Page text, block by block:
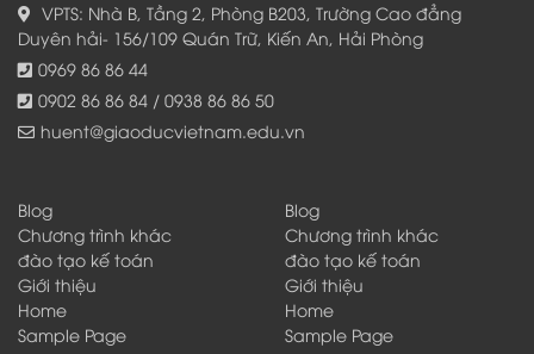
VPTS: Nhà B, Tầng 2, Phòng B203, Trường Cao đẳng
Duyên hải- 156/109 Quán Trữ, Kiến An, Hải Phòng
0969 86 86 44
0902 86 86 84 / 0938 86 86 50
huent@giaoducvietnam.edu.vn
Blog
Chương trình khác
đào tạo kế toán
Giới thiệu
Home
Sample Page
Blog
Chương trình khác
đào tạo kế toán
Giới thiệu
Home
Sample Page